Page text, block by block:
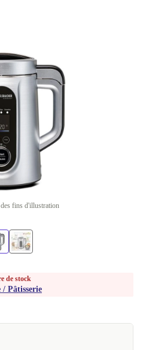
fins d'illustration
de stock
/ Pâtisserie